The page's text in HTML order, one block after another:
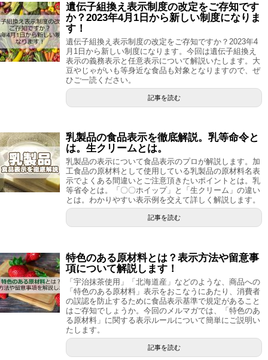
遺伝子組換え表示制度の改定をご存知です
か？2023年4月1日から新しい制度になりま
す！
遺伝子組換え表示制度の改定をご存知ですか？2023年4
月1日から新しい制度になります。今回は遺伝子組換え
表示の義務表示と任意表示について解説いたします。大
豆やじゃがいも等身近な食品も対象となりますので、ぜ
ひご一読ください。
記事を読む
乳製品の食品表示を徹底解説。乳等命令と
は。生クリームとは。
乳製品の表示について食品表示のプロが解説します。加
工食品の原材料として使用している乳製品の原材料名表
示でよくある間違いとご注意頂きたいポイントとは。乳
等省令とは。「〇〇ホイップ」と「生クリーム」の違い
とは。わかりやすい表示例を交えて詳しく解説します。
記事を読む
特色のある原材料とは？表示方法や留意事
項について解説します！
「宇治抹茶使用」「北海道産」などのような、商品への
「特色のある原材料」表示をおこなうにあたり、消費者
の誤認を防止するために食品表示基準で規定があること
はご存知でしょうか。今回のメルマガでは、「特色のあ
る原材料」に関する表示ルールについて簡単にご説明い
たします。
記事を読む